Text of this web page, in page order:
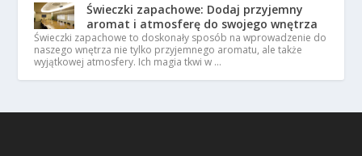
Świeczki zapachowe: Dodaj przyjemny
aromat i atmosferę do swojego wnętrza
Świeczki zapachowe to doskonały sposób na wprowadzenie do
naszego wnętrza nie tylko przyjemnego aromatu, ale także
wyjątkowej atmosfery. Ich magia tkwi w …